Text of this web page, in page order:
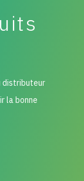
distributeur
la bonne